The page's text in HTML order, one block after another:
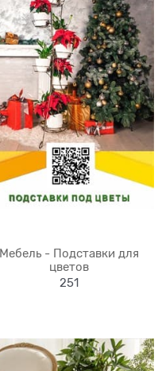
Мебель - Подставки для
цветов
251